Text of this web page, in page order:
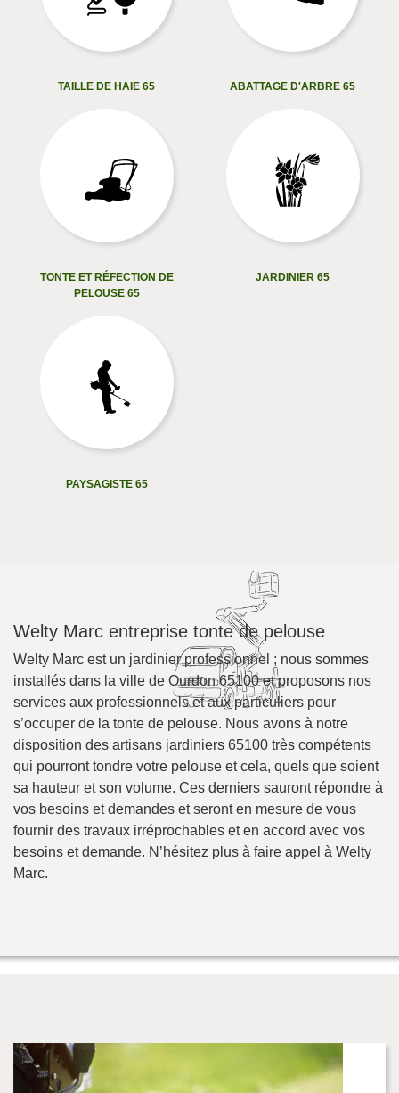
TAILLE DE HAIE 65 ABATTAGE D'ARBRE 65
TONTE ET RÉFECTION DE
PELOUSE 65
JARDINIER 65
PAYSAGISTE 65
Welty Marc entreprise tonte de pelouse
Welty Marc est un jardinier professionnel ; nous sommes
installés dans la ville de Ourdon 65100 et proposons nos
services aux professionnels et aux particuliers pour
s’occuper de la tonte de pelouse. Nous avons à notre
disposition des artisans jardiniers 65100 très compétents
qui pourront tondre votre pelouse et cela, quels que soient
sa hauteur et son volume. Ces derniers sauront répondre à
vos besoins et demandes et seront en mesure de vous
fournir des travaux irréprochables et en accord avec vos
besoins et demande. N’hésitez plus à faire appel à Welty
Marc.